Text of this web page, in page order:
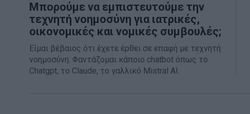
Μπορούμε να εμπιστευτούμε την
τεχνητή νοημοσύνη για ιατρικές,
οικονομικές και νομικές συμβουλές;
Είμαι βέβαιος ότι έχετε έρθει σε επαφή με τεχνητή
νοημοσύνη. Φαντάζομαι κάποιο chatbot όπως το
Chatgpt, το Claude, το γαλλικό Mistral AI.